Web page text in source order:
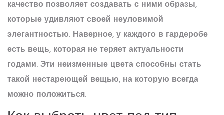
качество позволяет создавать с ними образы,
которые удивляют своей неуловимой
элегантностью. Наверное, у каждого в гардеробе
есть вещь, которая не теряет актуальности
годами. Эти неизменные цвета способны стать
такой нестареющей вещью, на которую всегда
можно положиться.